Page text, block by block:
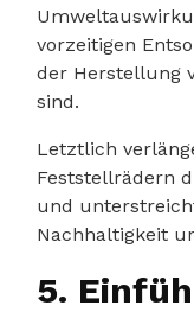
vorzeitigen
der Herstellung
sind.
Letztlich
Feststellrädern
und
Nachhaltigkeit
5.